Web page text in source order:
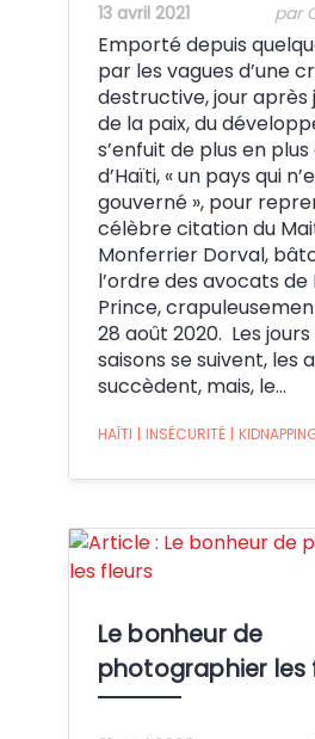
13 avril 2021 par
Emporté depuis
par les vagues d’une
destructive, jour après
de la paix, du
s’enfuit de plus en
d’Haïti, « un pays qui
gouverné », pour
célèbre citation du
Monferrier Dorval,
l’ordre des avocats
Prince,
28 août 2020. Les
saisons se suivent, les
succèdent, mais, le…
HAÏTI | INSÉCURITÉ |
Le bonheur de
photographier les